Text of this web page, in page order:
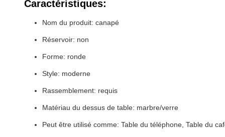
Caractéristiques:
Nom du produit: canapé
Réservoir: non
Forme: ronde
Style: moderne
Rassemblement: requis
Matériau du dessus de table: marbre/verre
Peut être utilisé comme: Table du téléphone, Table du